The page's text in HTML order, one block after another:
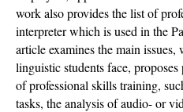
work also provides the list of
interpreter which is used in the
article examines the main
linguistic students face,
of professional skills training,
tasks, the analysis of audio- or